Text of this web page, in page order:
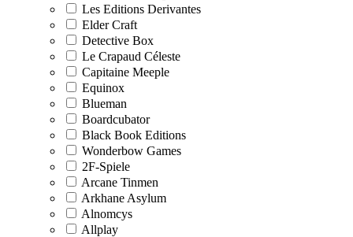
Les Editions Derivantes
Elder Craft
Detective Box
Le Crapaud Céleste
Capitaine Meeple
Equinox
Blueman
Boardcubator
Black Book Editions
Wonderbow Games
2F-Spiele
Arcane Tinmen
Arkhane Asylum
Alnomcys
Allplay